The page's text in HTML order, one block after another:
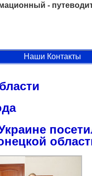
-
Наши Контакты